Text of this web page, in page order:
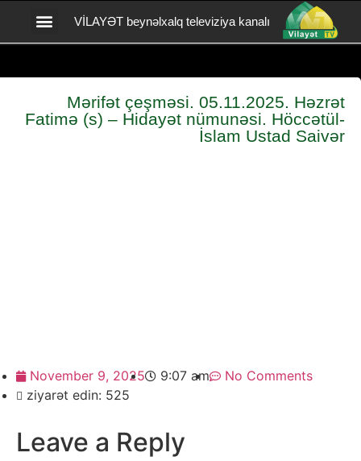
VİLAYƏT beynəlxalq televiziya kanalı
Mərifət çeşməsi. 05.11.2025. Həzrət
Fatimə (s) – Hidayət nümunəsi. Höccətül-
İslam Ustad Saivər
November 9, 2025 9:07 am
No Comments
ziyarət edin: 525
Leave a Reply